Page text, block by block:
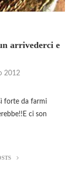
arrivederci e
2012
forte da farmi
ci son